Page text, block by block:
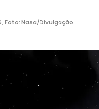
Foto: Nasa/Divulgação.